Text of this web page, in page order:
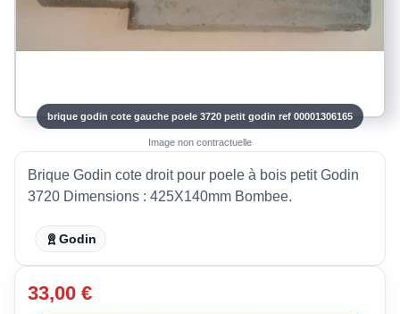
brique godin cote gauche poele 3720 petit godin ref 00001306165
Image non contractuelle
Brique Godin cote droit pour poele à bois petit Godin
3720 Dimensions : 425X140mm Bombee.
Godin
33,00 €